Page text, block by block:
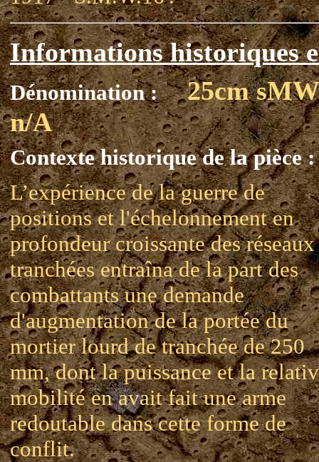
Informations historiques
Dénomination :
25cm sMW
n/A
Contexte historique de la pièce :
L’expérience de la guerre de
positions et l'échelonnement en
profondeur croissante des
tranchées entraîna de la part des
combattants une demande
d'augmentation de la portée du
mortier lourd de tranchée de 250
mm, dont la puissance et la
mobilité en avait fait une arme
redoutable dans cette forme de
conflit.